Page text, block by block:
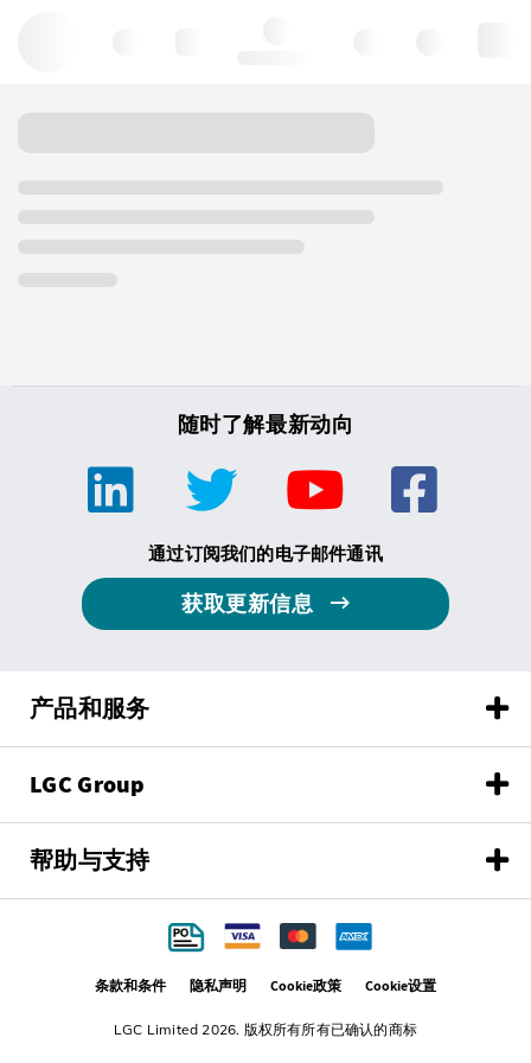
随时了解最新动向
通过订阅我们的电子邮件通讯
获取更新信息
产品和服务
LGC Group
帮助与支持
LGC Limited 2026. 版权所有所有已确认的商标
条款和条件 隐私声明 Cookie政策 Cookie设置